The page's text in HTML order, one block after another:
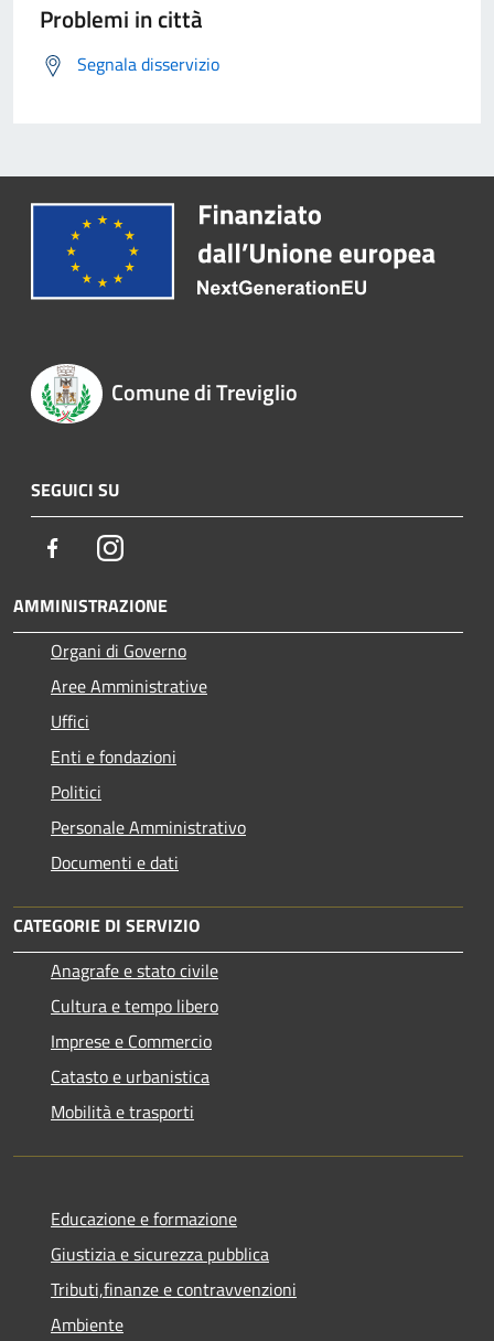
Problemi in città
Segnala disservizio
Comune di Treviglio
SEGUICI SU
FacebookInstagram
AMMINISTRAZIONE
Organi di Governo
Aree Amministrative
Uffici
Enti e fondazioni
Politici
Personale Amministrativo
Documenti e dati
CATEGORIE DI SERVIZIO
Anagrafe e stato civile
Cultura e tempo libero
Imprese e Commercio
Catasto e urbanistica
Mobilità e trasporti
Educazione e formazione
Giustizia e sicurezza pubblica
Tributi,finanze e contravvenzioni
Ambiente